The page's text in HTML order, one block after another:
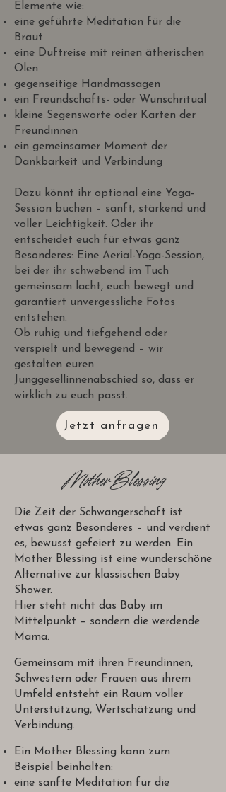
Elemente wie:
eine geführte Meditation für die
Braut
​eine Duftreise mit reinen ätherischen
Ölen
gegenseitige Handmassagen
ein Freundschafts- oder Wunschritual
kleine Segensworte oder Karten der
Freundinnen
ein gemeinsamer Moment der
Dankbarkeit und Verbindung
Dazu könnt ihr optional eine Yoga-
Session buchen – sanft, stärkend und
voller Leichtigkeit. Oder ihr
entscheidet euch für etwas ganz
Besonderes: Eine Aerial-Yoga-Session,
bei der ihr schwebend im Tuch
gemeinsam lacht, euch bewegt und
garantiert unvergessliche Fotos
entstehen.
Ob ruhig und tiefgehend oder
verspielt und bewegend – wir
gestalten euren
Junggesellinnenabschied so, dass er
wirklich zu euch passt.
Jetzt anfragen
Mother Blessing
Die Zeit der Schwangerschaft ist
etwas ganz Besonderes – und verdient
es, bewusst gefeiert zu werden. Ein
Mother Blessing ist eine wunderschöne
Alternative zur klassischen Baby
Shower.
Hier steht nicht das Baby im
Mittelpunkt – sondern die werdende
Mama.
Gemeinsam mit ihren Freundinnen,
Schwestern oder Frauen aus ihrem
Umfeld entsteht ein Raum voller
Unterstützung, Wertschätzung und
Verbindung.
Ein Mother Blessing kann zum
Beispiel beinhalten:
eine sanfte Meditation für die